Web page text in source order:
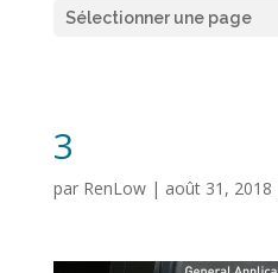
Sélectionner une page
3
par RenLow| août 31, 2018